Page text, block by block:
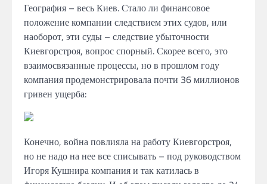
География – весь Киев. Стало ли финансовое
положение компании следствием этих судов, или
наоборот, эти суды – следствие убыточности
Киевгорстроя, вопрос спорный. Скорее всего, это
взаимосвязанные процессы, но в прошлом году
компания продемонстрировала почти 36 миллионов
гривен ущерба:
Конечно, война повлияла на работу Киевгорстроя,
но не надо на нее все списывать – под руководством
Игоря Кушнира компания и так катилась в